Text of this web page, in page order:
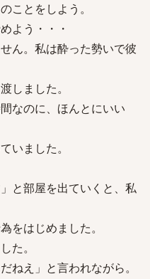
ことをしよう。
よう・・・
ん。私は酔った勢いで彼
しました。
なのに、ほんとにいい
いました。
と部屋を出ていくと、私
をはじめました。
た。
ねえ」と言われながら。